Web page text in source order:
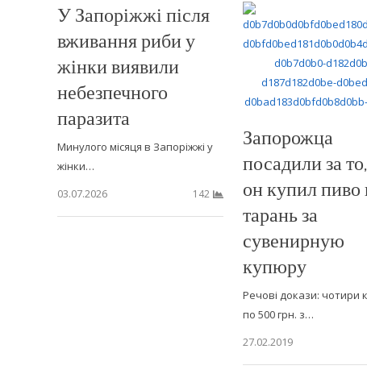
У Запоріжжі після
вживання риби у
жінки виявили
небезпечного
паразита
Минулого місяця в Запоріжжі у
жінки…
03.07.2026
142
Запорожца
посадили за
он купил пиво
тарань за
сувенирную
купюру
Речові докази: чотири
по 500 грн. з…
27.02.2019